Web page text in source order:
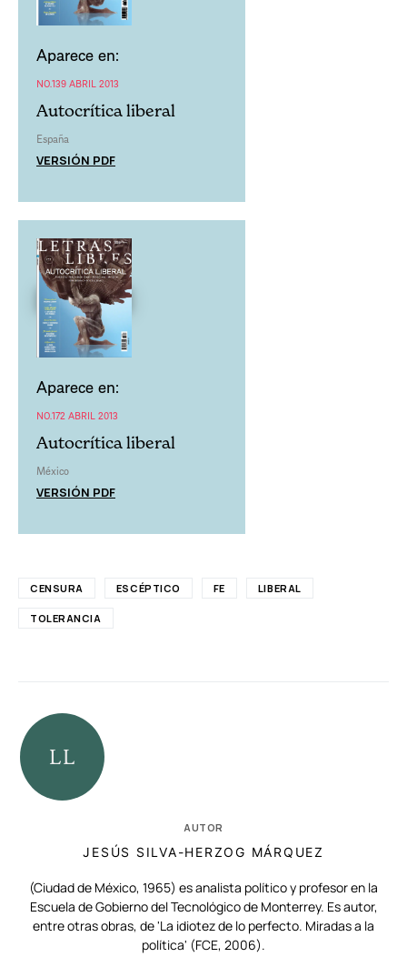
Aparece en:
NO.139 ABRIL 2013
Autocrítica liberal
España
VERSIÓN PDF
Aparece en:
NO.172 ABRIL 2013
Autocrítica liberal
México
VERSIÓN PDF
CENSURA ESCÉPTICO FE LIBERAL
TOLERANCIA
AUTOR
JESÚS SILVA-HERZOG MÁRQUEZ
(Ciudad de México, 1965) es analista político y profesor en la
Escuela de Gobierno del Tecnológico de Monterrey. Es autor,
entre otras obras, de 'La idiotez de lo perfecto. Miradas a la
política' (FCE, 2006).